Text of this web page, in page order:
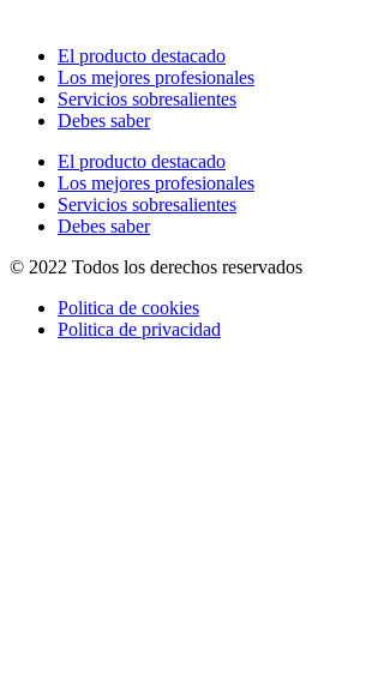
El producto destacado
Los mejores profesionales
Servicios sobresalientes
Debes saber
El producto destacado
Los mejores profesionales
Servicios sobresalientes
Debes saber
© 2022 Todos los derechos reservados
Politica de cookies
Politica de privacidad